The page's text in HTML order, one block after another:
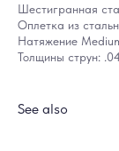
Шестигранная
Оплетка из
Натяжение
Толщины струн:
See also